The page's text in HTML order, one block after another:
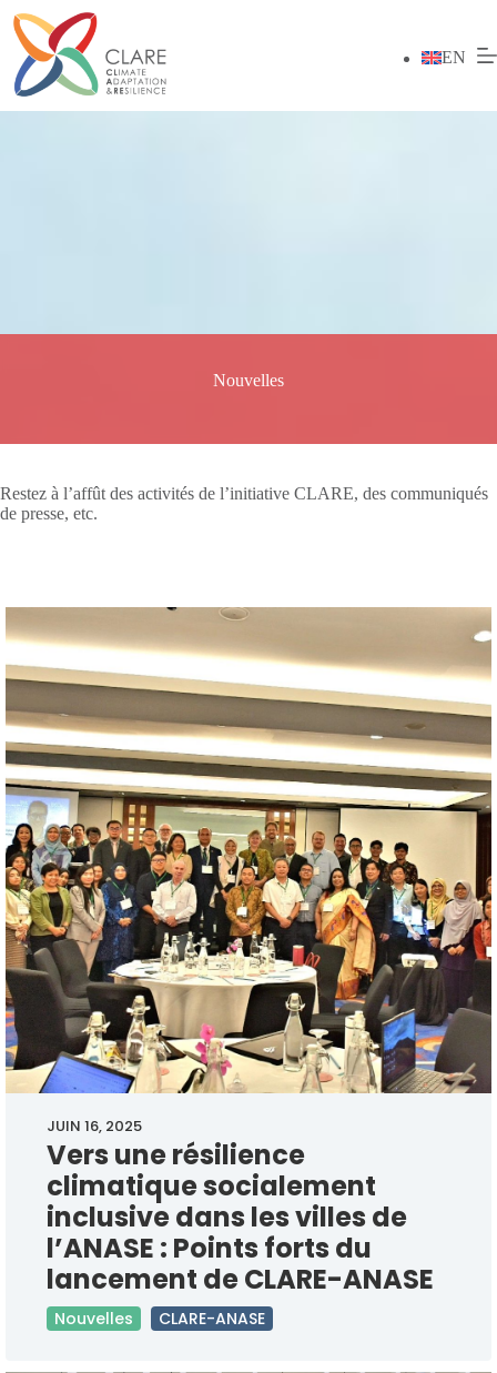
au
contenu
EN
Nouvelles
Restez à l’affût des activités de l’initiative CLARE, des communiqués
de presse, etc.
JUIN 16, 2025
Vers une résilience
climatique socialement
inclusive dans les villes de
l’ANASE : Points forts du
lancement de CLARE-ANASE
Nouvelles CLARE-ANASE